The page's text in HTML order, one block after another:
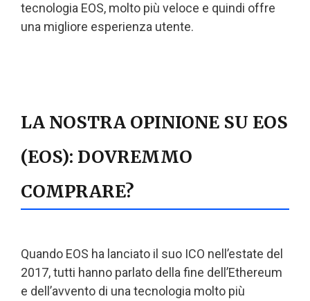
tecnologia EOS, molto più veloce e quindi offre
una migliore esperienza utente.
LA NOSTRA OPINIONE SU EOS
(EOS): DOVREMMO
COMPRARE?
Quando EOS ha lanciato il suo ICO nell’estate del
2017, tutti hanno parlato della fine dell’Ethereum
e dell’avvento di una tecnologia molto più